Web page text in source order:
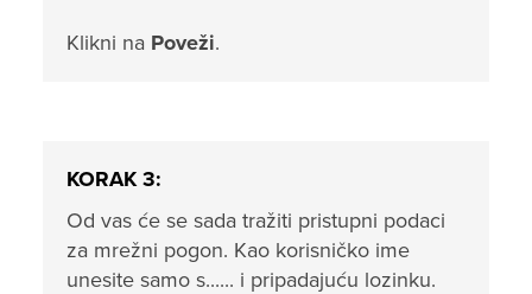
Klikni na Poveži.
KORAK 3:
Od vas će se sada tražiti pristupni podaci
za mrežni pogon. Kao korisničko ime
unesite samo s...... i pripadajuću lozinku.